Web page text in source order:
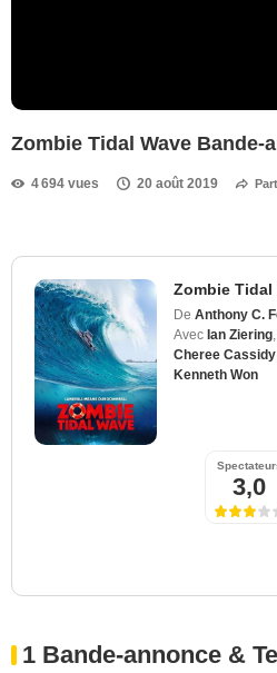
Zombie Tidal Wave Bande-
4 694 vues 20 août 2019
Zombie Tidal
De Anthony C.
Avec Ian Ziering
Cheree Cassidy
Kenneth Won
3,0
1 Bande-annonce &